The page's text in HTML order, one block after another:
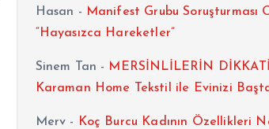
Hasan - Manifest Grubu Soruşturması
“Hayasızca Hareketler”
Sinem Tan - MERSİNLİLERİN
Karaman Home Tekstil ile Evinizi
Merv - Koç Burcu Kadının Özellikleri